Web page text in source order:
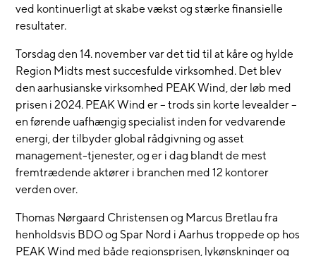
ved kontinuerligt at skabe vækst og stærke finansielle
resultater.
Torsdag den 14. november var det tid til at kåre og hylde
Region Midts mest succesfulde virksomhed. Det blev
den aarhusianske virksomhed PEAK Wind, der løb med
prisen i 2024. PEAK Wind er – trods sin korte levealder –
en førende uafhængig specialist inden for vedvarende
energi, der tilbyder global rådgivning og asset
management-tjenester, og er i dag blandt de mest
fremtrædende aktører i branchen med 12 kontorer
verden over.
Thomas Nørgaard Christensen og Marcus Bretlau fra
henholdsvis BDO og Spar Nord i Aarhus troppede op hos
PEAK Wind med både regionsprisen, lykønskninger og